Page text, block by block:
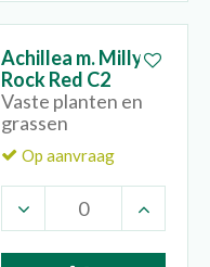
Achillea m. Milly
Rock Red C2
Vaste planten en
grassen
Op aanvraag